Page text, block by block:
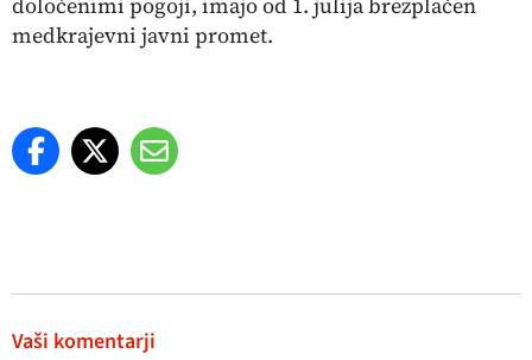
medkrajevni javni promet.
Vaši komentarji